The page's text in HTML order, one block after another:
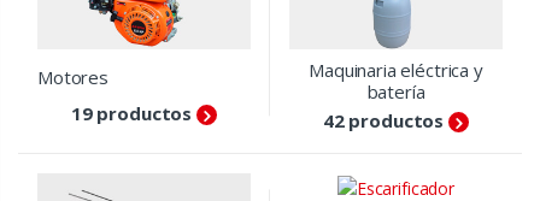
Motores
19 productos
Maquinaria eléctrica y
batería
42 productos